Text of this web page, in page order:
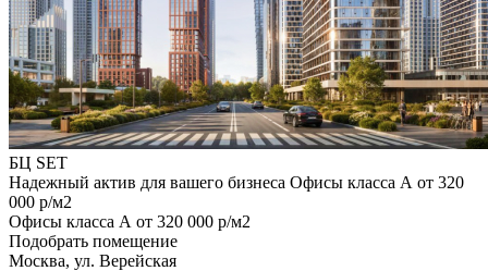
БЦ SET
Надежный актив для вашего бизнеса Офисы класса А от 320
000 р/м2
Офисы класса А от 320 000 р/м2
Подобрать помещение
Москва, ул. Верейская